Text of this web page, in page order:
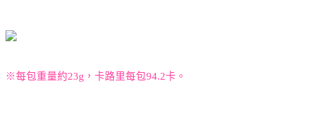
※每包重量約23g ，卡路里每包94.2卡。